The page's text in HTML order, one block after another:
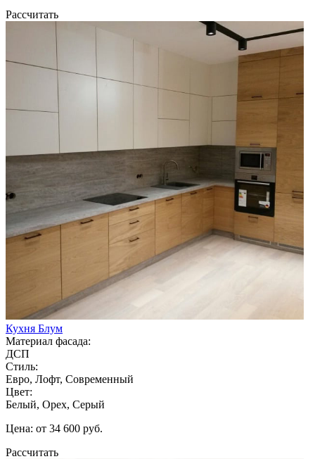
Рассчитать
Кухня Блум
Материал фасада:
ДСП
Стиль:
Евро, Лофт, Современный
Цвет:
Белый, Орех, Серый
Цена: от 34 600 руб.
Рассчитать